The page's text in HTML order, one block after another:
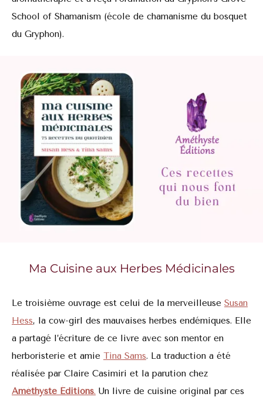
School of Shamanism (école de chamanisme du bosquet
du Gryphon).
Ma Cuisine aux Herbes Médicinales
Le troisième ouvrage est celui de la merveilleuse Susan
Hess, la cow-girl des mauvaises herbes endémiques. Elle
a partagé l’écriture de ce livre avec son mentor en
herboristerie et amie Tina Sams. La traduction a été
réalisée par Claire Casimiri et la parution chez
Améthyste Éditions. Un livre de cuisine original par ces